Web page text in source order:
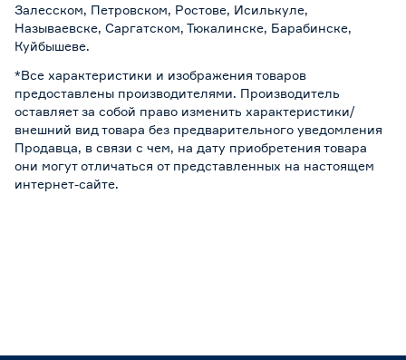
Залесском, Петровском, Ростове, Исилькуле,
Называевске, Саргатском, Тюкалинске, Барабинске,
Куйбышеве.
*Все характеристики и изображения товаров
предоставлены производителями. Производитель
оставляет за собой право изменить характеристики/
внешний вид товара без предварительного уведомления
Продавца, в связи с чем, на дату приобретения товара
они могут отличаться от представленных на настоящем
интернет-сайте.